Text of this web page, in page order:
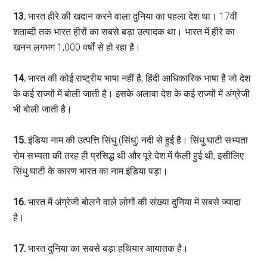
13. भारत हीरे की खदान करने वाला दुनिया का पहला देश था। 17वीं
शताब्दी तक भारत हीरों का सबसे बड़ा उत्पादक था। भारत में हीरे का
खनन लगभग 1,000 वर्षों से हो रहा है।
14.भारत की कोई राष्ट्रीय भाषा नहीं है, हिंदी आधिकारिक भाषा है जो देश
के कई राज्यों में बोली जाती है। इसके अलावा देश के कई राज्यों में अंग्रेजी
भी बोली जाती है।
15.इंडिया नाम की उत्पत्ति सिंधु (सिंधु) नदी से हुई है। सिंधु घाटी सभ्यता
रोम सभ्यता की तरह ही प्रसिद्ध थी और पूरे देश में फैली हुई थी, इसीलिए
सिंधु घाटी के कारण भारत का नाम इंडिया पड़ा।
16. भारत में अंग्रेजी बोलने वाले लोगों की संख्या दुनिया में सबसे ज्यादा
है।
17.भारत दुनिया का सबसे बड़ा हथियार आयातक है।